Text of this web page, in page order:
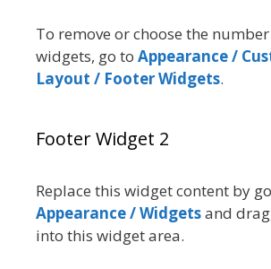
To remove or choose the
widgets, go to Appearance /
Layout / Footer Widgets.
Footer Widget 2
Replace this widget content by
Appearance / Widgetsand
into this widget area.